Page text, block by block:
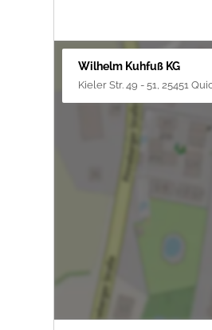
Wilhelm Kuhfuß KG
Kieler Str. 49 - 51, 25451